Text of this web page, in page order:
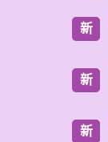
新
新
新